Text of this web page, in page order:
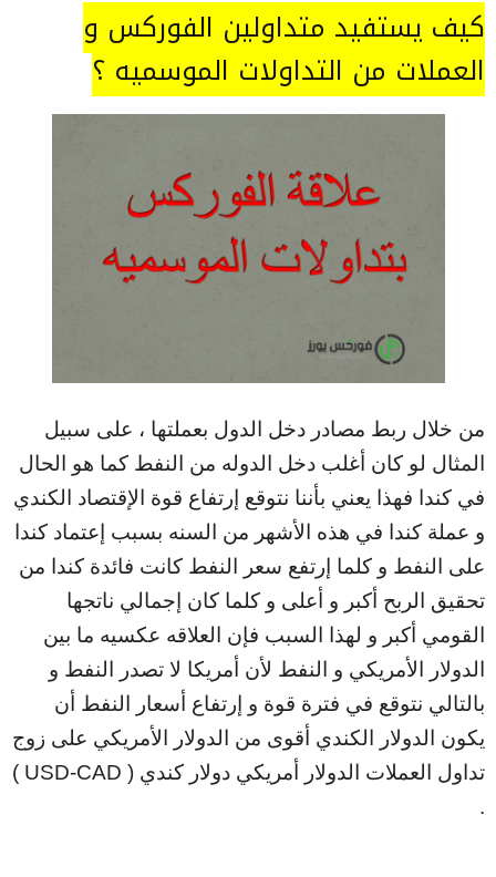
كيف يستفيد متداولين الفوركس و
العملات من التداولات الموسميه ؟
من خلال ربط مصادر دخل الدول بعملتها ، على سبيل
المثال لو كان أغلب دخل الدوله من النفط كما هو الحال
في كندا فهذا يعني بأننا نتوقع إرتفاع قوة الإقتصاد الكندي
و عملة كندا في هذه الأشهر من السنه بسبب إعتماد كندا
على النفط و كلما إرتفع سعر النفط كانت فائدة كندا من
تحقيق الربح أكبر و أعلى و كلما كان إجمالي ناتجها
القومي أكبر و لهذا السبب فإن العلاقه عكسيه ما بين
الدولار الأمريكي و النفط لأن أمريكا لا تصدر النفط و
بالتالي نتوقع في فترة قوة و إرتفاع أسعار النفط أن
يكون الدولار الكندي أقوى من الدولار الأمريكي على زوج
تداول العملات الدولار أمريكي دولار كندي ( USD-CAD )
.